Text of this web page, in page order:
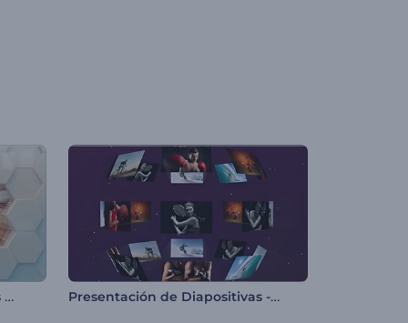
Presentación Rompecabezas Hexagonal Presentación de Diapositivas - Esfera 3D